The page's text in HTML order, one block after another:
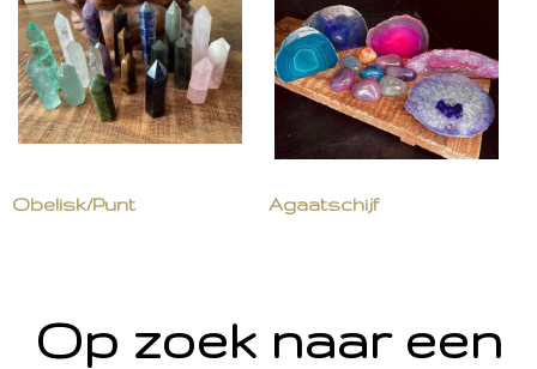
Obelisk/Punt Agaatschijf
Op zoek naar een